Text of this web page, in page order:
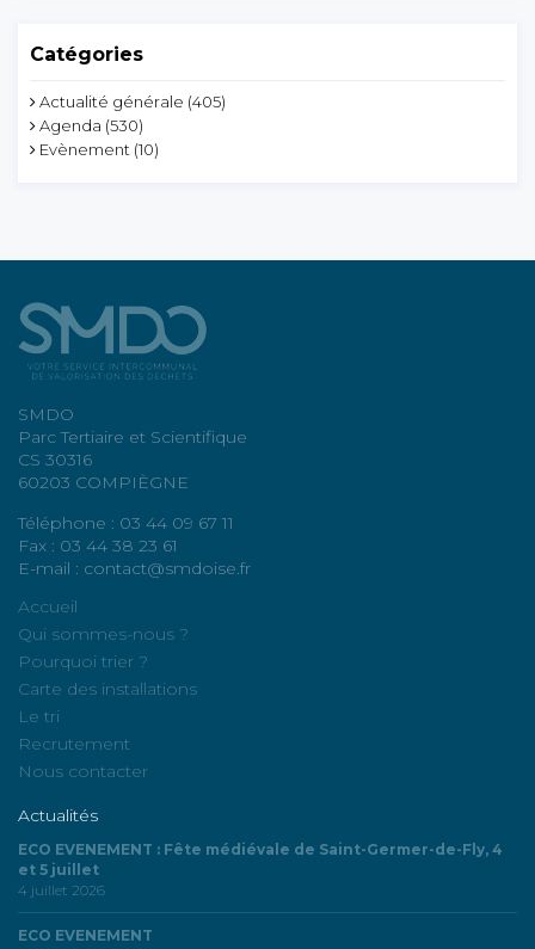
Catégories
Actualité générale (405)
Agenda (530)
Evènement (10)
SMDO
Parc Tertiaire et Scientifique
CS 30316
60203 COMPIÈGNE
Téléphone : 03 44 09 67 11
Fax : 03 44 38 23 61
E-mail : contact@smdoise.fr
Accueil
Qui sommes-nous ?
Pourquoi trier ?
Carte des installations
Le tri
Recrutement
Nous contacter
Actualités
ECO EVENEMENT : Fête médiévale de Saint-Germer-de-Fly, 4
et 5 juillet
4 juillet 2026
ECO EVENEMENT